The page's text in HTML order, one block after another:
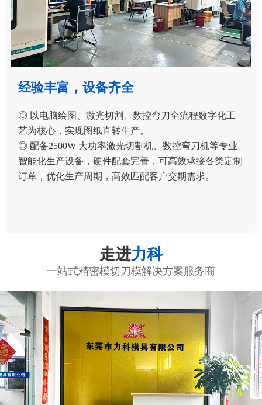
经验丰富，设备齐全
◎ 以电脑绘图、激光切割、数控弯刀全流程数字化工
艺为核心，实现图纸直转生产。
◎ 配备2500W 大功率激光切割机、数控弯刀机等专业
智能化生产设备，硬件配套完善，可高效承接各类定制
订单，优化生产周期，高效匹配客户交期需求。
走进力科
一站式精密模切刀模解决方案服务商